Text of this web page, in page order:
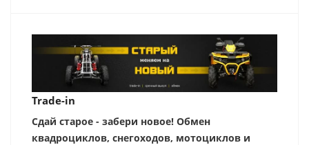
Trade-in
Сдай старое - забери новое! Обмен
квадроциклов, снегоходов, мотоциклов и